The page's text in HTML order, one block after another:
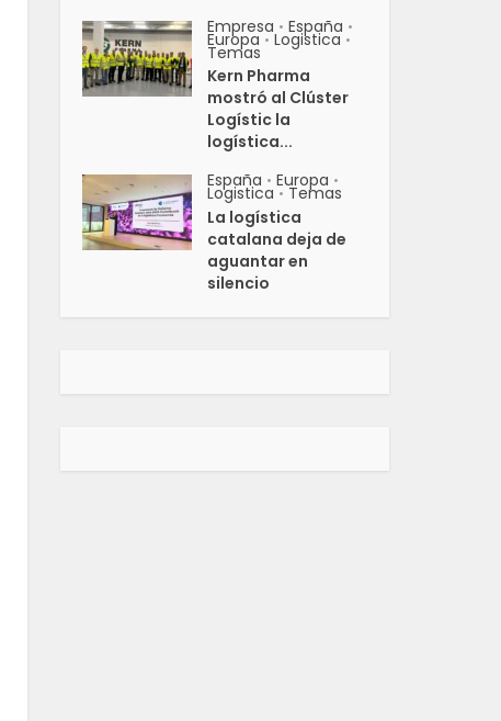
Empresa • España •
Europa • Logistica •
Temas
Kern Pharma
mostró al Clúster
Logístic la
logística...
España • Europa •
Logistica • Temas
La logística
catalana deja de
aguantar en
silencio